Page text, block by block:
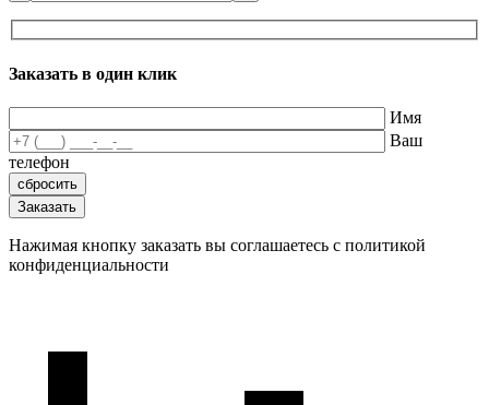
Заказать в один клик
Имя
Ваш
телефон
Нажимая кнопку заказать вы соглашаетесь с политикой
конфиденциальности